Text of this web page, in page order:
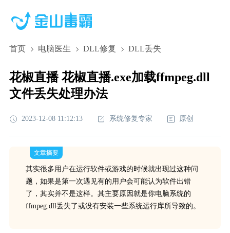
首页 电脑医生 DLL修复 DLL丢失
花椒直播 花椒直播.exe加载ffmpeg.dll
文件丢失处理办法
2023-12-08 11:12:13 系统修复专家 原创
文章摘要
其实很多用户在运行软件或游戏的时候就出现过这种问
题，如果是第一次遇见有的用户会可能认为软件出错
了，其实并不是这样。其主要原因就是你电脑系统的
ffmpeg.dll丢失了或没有安装一些系统运行库所导致的。